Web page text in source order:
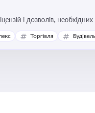
і дозволів,
Торгівля